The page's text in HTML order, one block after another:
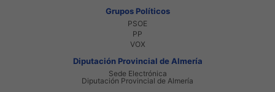
Grupos Políticos
PSOE
PP
VOX
Diputación Provincial de Almería
Sede Electrónica
Diputación Provincial de Almería